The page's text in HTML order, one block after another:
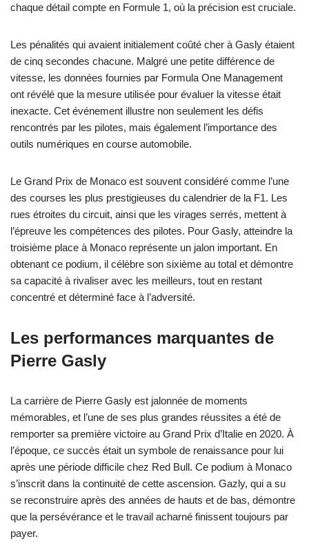
chaque détail compte en Formule 1, où la précision est cruciale.
Les pénalités qui avaient initialement coûté cher à Gasly étaient
de cinq secondes chacune. Malgré une petite différence de
vitesse, les données fournies par Formula One Management
ont révélé que la mesure utilisée pour évaluer la vitesse était
inexacte. Cet événement illustre non seulement les défis
rencontrés par les pilotes, mais également l’importance des
outils numériques en course automobile.
Le Grand Prix de Monaco est souvent considéré comme l’une
des courses les plus prestigieuses du calendrier de la F1. Les
rues étroites du circuit, ainsi que les virages serrés, mettent à
l’épreuve les compétences des pilotes. Pour Gasly, atteindre la
troisième place à Monaco représente un jalon important. En
obtenant ce podium, il célèbre son sixième au total et démontre
sa capacité à rivaliser avec les meilleurs, tout en restant
concentré et déterminé face à l’adversité.
Les performances marquantes de
Pierre Gasly
La carrière de Pierre Gasly est jalonnée de moments
mémorables, et l’une de ses plus grandes réussites a été de
remporter sa première victoire au Grand Prix d’Italie en 2020. À
l’époque, ce succès était un symbole de renaissance pour lui
après une période difficile chez Red Bull. Ce podium à Monaco
s’inscrit dans la continuité de cette ascension. Gazly, qui a su
se reconstruire après des années de hauts et de bas, démontre
que la persévérance et le travail acharné finissent toujours par
payer.